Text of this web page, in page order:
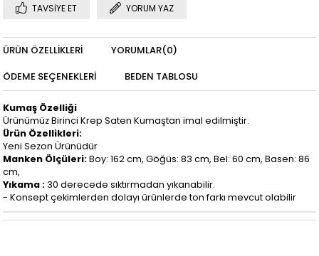
TAVSIYE ET YORUM YAZ
ÜRÜN ÖZELLIKLERI YORUMLAR(0)
ÖDEME SEÇENEKLERI
BEDEN TABLOSU
Kumaş Özelliği
Ürünümüz Birinci Krep Saten Kumaştan imal edilmiştir.
Ürün Özellikleri:
Yeni Sezon Ürünüdür
Manken Ölçüleri:Boy: 162 cm, Göğüs: 83 cm, Bel: 60 cm, Basen: 86
cm,
Yıkama : 30 derecede sıktırmadan yıkanabilir.
- Konsept çekimlerden dolayı ürünlerde ton farkı mevcut olabilir